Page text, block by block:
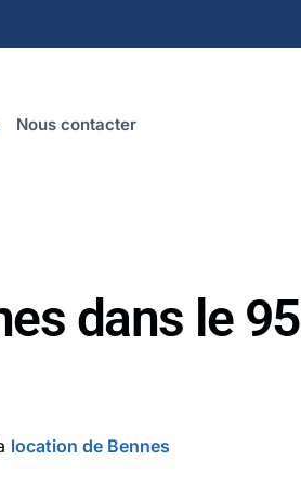
Nous contacter
dans le 95
location de Bennes